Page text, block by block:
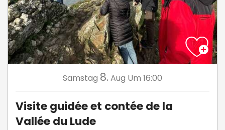
Samstag 8. Aug Um 16:00
Visite guidée et contée de la
Vallée du Lude